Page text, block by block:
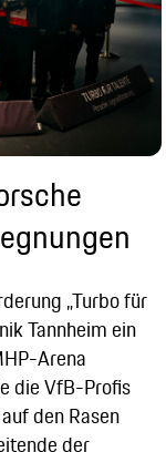
„Turbo für
Tannheim ein
Arena
die VfB-Profis
den Rasen
der